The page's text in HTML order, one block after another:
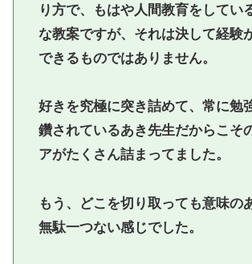
り方で、もはや人間教育をしてい
な教案ですが、それは決して経験
できるものではありません。
好きを究極に突き詰めて、常に勉
鑽されているあき先生だからこそ
アがたくさん詰まってました。
もう、どこを切り取っても意味の
無駄一つない感じでした。